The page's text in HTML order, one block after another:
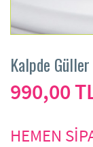
Kalpde Güller
990,00
HEMEN